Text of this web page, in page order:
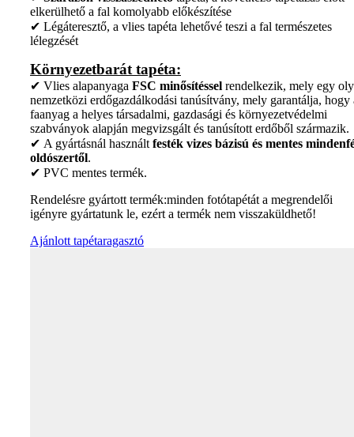
elkerülhető a fal komolyabb előkészítése
✔ Légáteresztő, a vlies tapéta lehetővé teszi a fal természetes
lélegzését
Környezetbarát tapéta:
✔ Vlies alapanyaga FSC minősítéssel rendelkezik, mely egy
nemzetközi erdőgazdálkodási tanúsítvány, mely garantálja, hogy
faanyag a helyes társadalmi, gazdasági és környezetvédelmi
szabványok alapján megvizsgált és tanúsított erdőből származik.
✔ A gyártásnál használt festék vizes bázisú és mentes
oldószertől.
✔ PVC mentes termék.
Rendelésre gyártott termék:minden fotótapétát a megrendelői
igényre gyártatunk le, ezért a termék nem visszaküldhető!
Ajánlott tapétaragasztó